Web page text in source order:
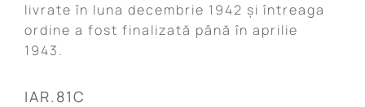
livrate în luna decembrie 1942 și întreaga
ordine a fost finalizată până în aprilie
1943.
IAR.81C